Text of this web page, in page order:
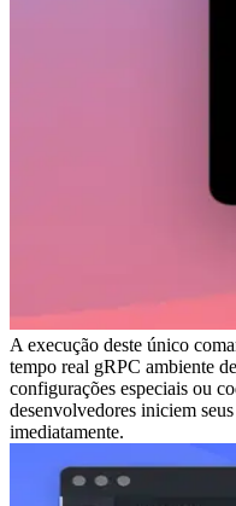
A execução deste único
tempo real gRPC ambiente
configurações especiais ou
desenvolvedores iniciem
imediatamente.